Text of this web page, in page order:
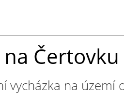
vycházka na